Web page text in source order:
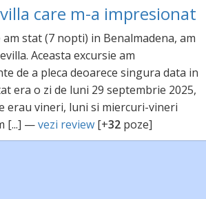
care m-a impresionat
stat (7 nopti) in Benalmadena, am
Aceasta excursie am
de a pleca deoarece singura data in
era o zi de luni 29 septembrie 2025,
erau vineri, luni si miercuri-vineri
[...] —vezi review [+32 poze]